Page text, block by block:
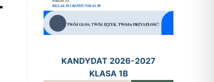
KANDYDAT 2026-2027
KLASA 1B